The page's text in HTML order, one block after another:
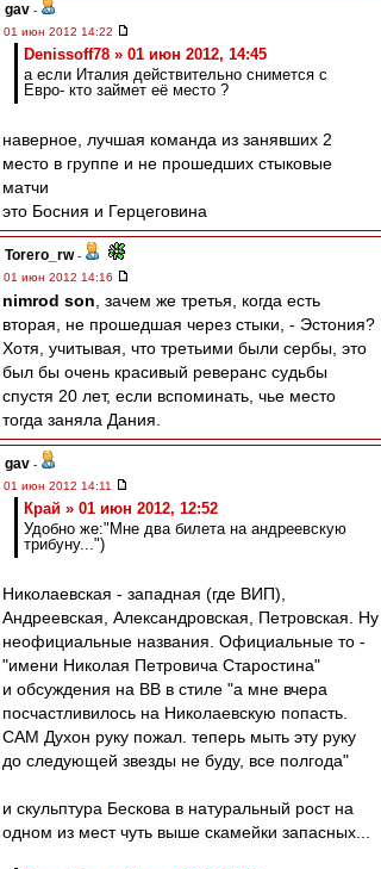
gav -
01 июн 2012 14:22
Denissoff78 » 01 июн 2012, 14:45
а если Италия действительно снимется с
Евро- кто займет её место ?
наверное, лучшая команда из занявших 2
место в группе и не прошедших стыковые
матчи
это Босния и Герцеговина
Torero_rw-
01 июн 2012 14:16
nimrod son , зачем же третья, когда есть
вторая, не прошедшая через стыки, - Эстония?
Хотя, учитывая, что третьими были сербы, это
был бы очень красивый реверанс судьбы
спустя 20 лет, если вспоминать, чье место
тогда заняла Дания.
gav -
01 июн 2012 14:11
Край » 01 июн 2012, 12:52
Удобно же:"Мне два билета на андреевскую
трибуну...")
Николаевская - западная (где ВИП),
Андреевская, Александровская, Петровская. Ну
неофициальные названия. Официальные то -
"имени Николая Петровича Старостина"
и обсуждения на ВВ в стиле "а мне вчера
посчастливилось на Николаевскую попасть.
САМ Духон руку пожал. теперь мыть эту руку
до следующей звезды не буду, все полгода"
и скульптура Бескова в натуральный рост на
одном из мест чуть выше скамейки запасных...